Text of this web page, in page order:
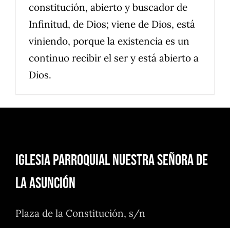
constitución, abierto y buscador de
Infinitud, de Dios; viene de Dios, está
viniendo, porque la existencia es un
continuo recibir el ser y está abierto a
Dios.
Iglesia Parroquial Nuestra Señora de
la Asunción
Plaza de la Constitución, s/n